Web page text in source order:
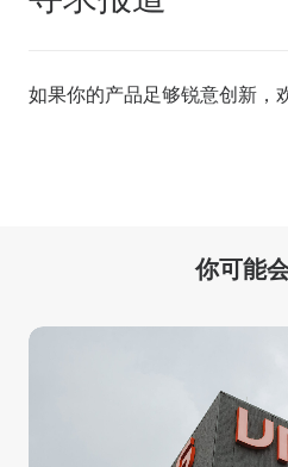
如果你的产品足够锐意创新，
你可能